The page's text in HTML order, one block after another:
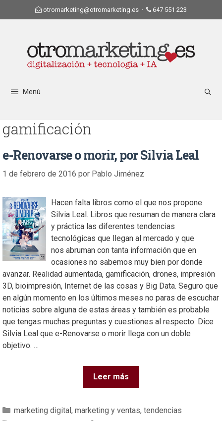
otromarketing@otromarketing.es · 647 551 223
Menú
gamificación
e-Renovarse o morir, por Silvia Leal
1 de febrero de 2016 por Pablo Jiménez
Hacen falta libros como el que nos propone
Silvia Leal. Libros que resuman de manera clara
y práctica las diferentes tendencias
tecnológicas que llegan al mercado y que
nos abruman con tanta información que en
ocasiones no sabemos muy bien por donde
avanzar. Realidad aumentada, gamificación, drones, impresión
3D, bioimpresión, Internet de las cosas y Big Data. Seguro que
en algún momento en los últimos meses no paras de escuchar
noticias sobre alguna de estas áreas y también es probable
que tengas muchas preguntas y cuestiones al respecto. Dice
Silvia Leal que e-Renovarse o morir llega con un doble
objetivo. …
Leer más
marketing digital, marketing y ventas, tendencias